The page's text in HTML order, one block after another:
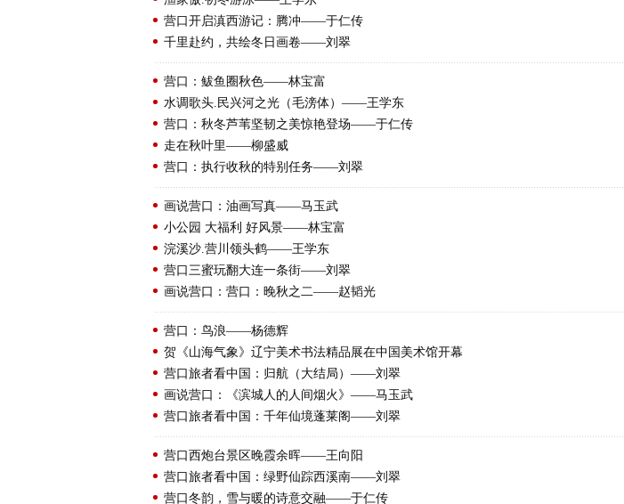
营口开启滇西游记：腾冲——于仁传
千里赴约，共绘冬日画卷——刘翠
营口：鲅鱼圈秋色——林宝富
水调歌头.民兴河之光（毛滂体）——王学东
营口：秋冬芦苇坚韧之美惊艳登场——于仁传
走在秋叶里——柳盛威
营口：执行收秋的特别任务——刘翠
画说营口：油画写真——马玉武
小公园 大福利 好风景——林宝富
浣溪沙.营川领头鹤——王学东
营口三蜜玩翻大连一条街——刘翠
画说营口：营口：晚秋之二——赵韬光
营口：鸟浪——杨德辉
贺《山海气象》辽宁美术书法精品展在中国美术馆开幕
营口旅者看中国：归航（大结局）——刘翠
画说营口：《滨城人的人间烟火》——马玉武
营口旅者看中国：千年仙境蓬莱阁——刘翠
营口西炮台景区晚霞余晖——王向阳
营口旅者看中国：绿野仙踪西溪南——刘翠
营口冬韵，雪与暖的诗意交融——于仁传